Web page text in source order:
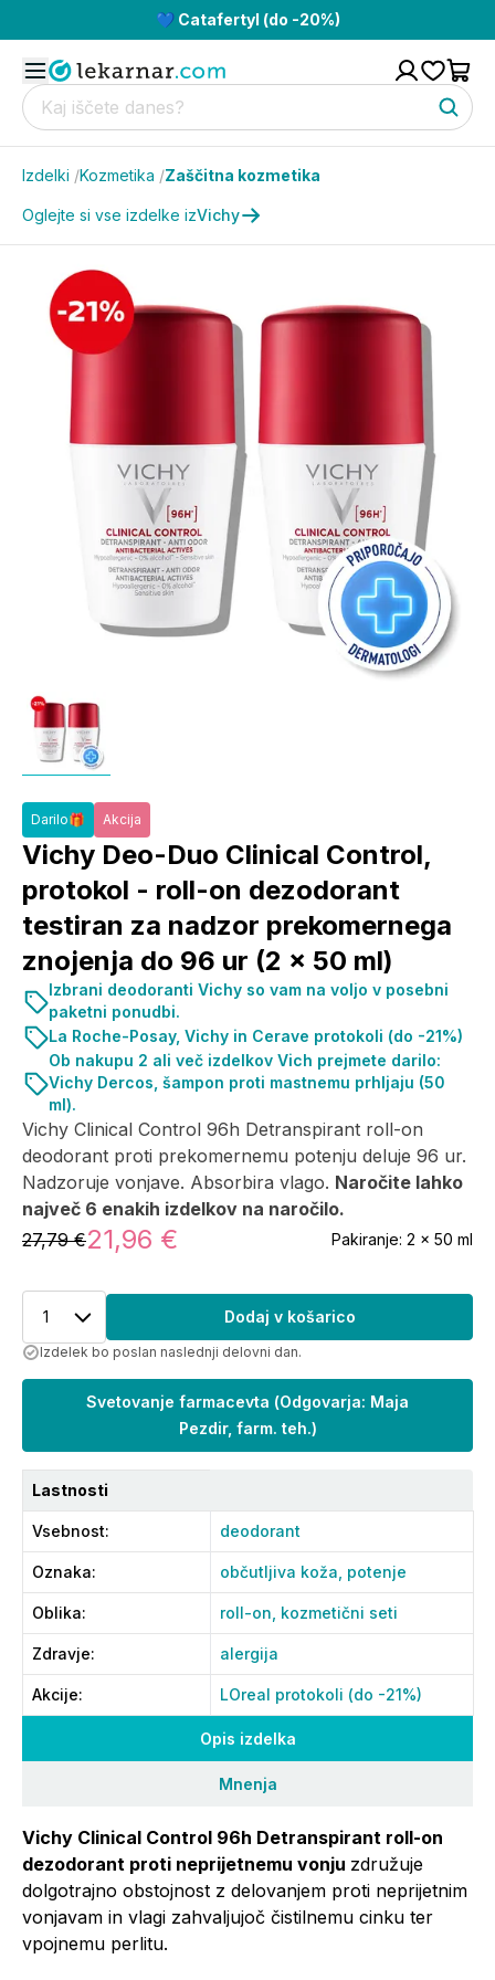
💙 Catafertyl (do -20%)
Izdelki /Kozmetika /Zaščitna kozmetika
Oglejte si vse izdelke izVichy
Opis izdelka
Mnenja
Vichy Clinical Control 96h Detranspirant roll-on
dezodorant proti neprijetnemu vonju združuje
dolgotrajno obstojnost z delovanjem proti neprijetnim
vonjavam in vlagi zahvaljujoč čistilnemu cinku ter
vpojnemu perlitu.
Darilo🎁 Akcija
Vichy Deo-Duo Clinical Control,
protokol - roll-on dezodorant
testiran za nadzor prekomernega
znojenja do 96 ur (2 x 50 ml)
Vichy Clinical Control 96h Detranspirant roll-on
deodorant proti prekomernemu potenju deluje 96 ur.
Nadzoruje vonjave. Absorbira vlago. Naročite lahko
največ 6 enakih izdelkov na naročilo.
27,79 €21,96 € Pakiranje: 2 x 50 ml
Izbrani deodoranti Vichy so vam na voljo v posebni
paketni ponudbi.
La Roche-Posay, Vichy in Cerave protokoli (do -21%)
Ob nakupu 2 ali več izdelkov Vich prejmete darilo:
Vichy Dercos, šampon proti mastnemu prhljaju (50
ml).
1 Dodaj v košarico
Izdelek bo poslan naslednji delovni dan.
Svetovanje farmacevta (Odgovarja: Maja
Pezdir, farm. teh.)
Lastnosti
Vsebnost: deodorant
Oznaka: občutljiva koža, potenje
Oblika: roll-on, kozmetični seti
Zdravje: alergija
Akcije: LOreal protokoli (do -21%)